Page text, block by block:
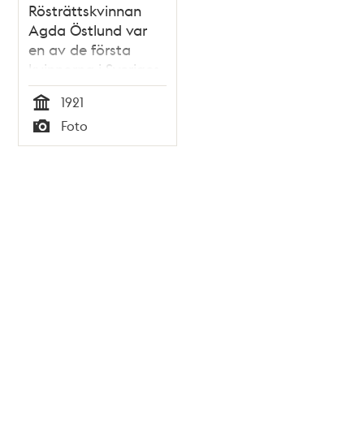
Rösträttskvinnan
Agda Östlund var
en av de första
kvinnorna i Sveriges
riksdag
Tid
1921
Typ
Foto